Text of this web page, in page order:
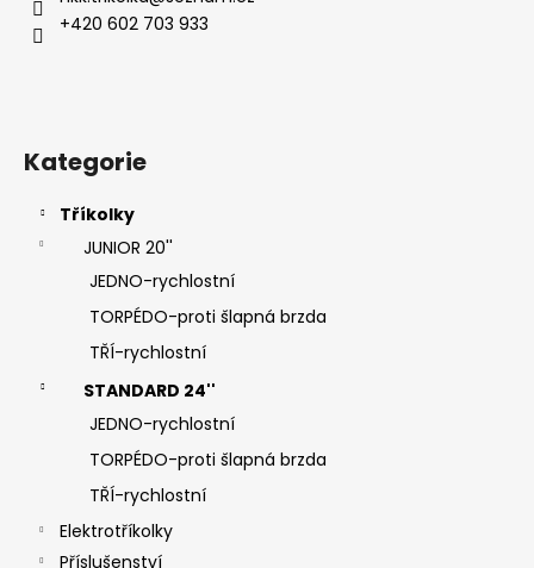
+420 602 703 933
Kategorie
Tříkolky
JUNIOR 20''
JEDNO-rychlostní
TORPÉDO-proti šlapná brzda
TŘÍ-rychlostní
STANDARD 24''
JEDNO-rychlostní
TORPÉDO-proti šlapná brzda
TŘÍ-rychlostní
Elektrotříkolky
Příslušenství